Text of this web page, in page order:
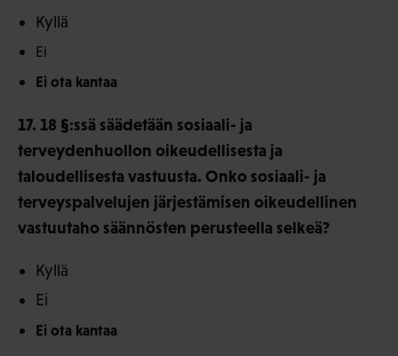
Kyllä
Ei
Ei ota kantaa
17. 18 §:ssä säädetään sosiaali- ja
terveydenhuollon oikeudellisesta ja
taloudellisesta vastuusta. Onko sosiaali- ja
terveyspalvelujen järjestämisen oikeudellinen
vastuutaho säännösten perusteella selkeä?
Kyllä
Ei
Ei ota kantaa